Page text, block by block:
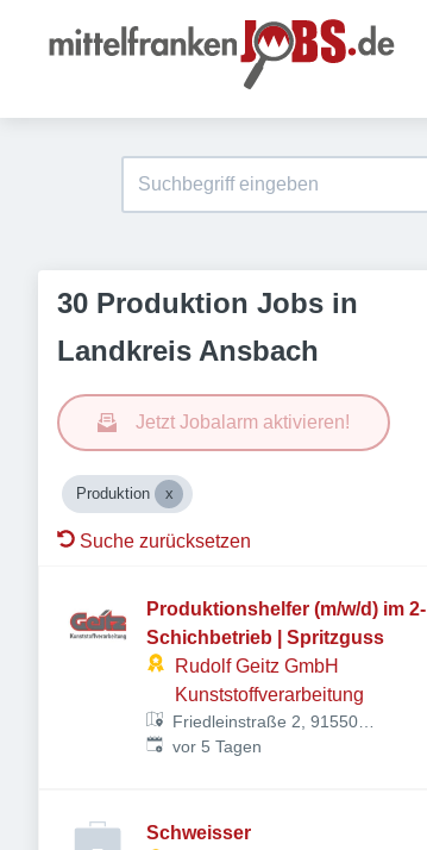
30 Produktion Jobs in
Landkreis Ansbach
Jetzt Jobalarm aktivieren!
Produktion
Suche zurücksetzen
Produktionshelfer (m/w/d) im 2-
Schichbetrieb | Spritzguss
Rudolf Geitz GmbH
Kunststoffverarbeitung
Friedleinstraße 2, 91550
Dinkelsbühl, Deutschland
Veröffentlicht:
vor 5 Tagen
Schweisser